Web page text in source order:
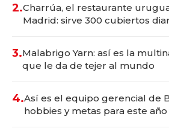
2.Charrúa, el restaurante
Madrid: sirve 300 cubiertos
3.Malabrigo Yarn: así es la
que le da de tejer al mundo
4.Así es el equipo gerencial de
hobbies y metas para este año